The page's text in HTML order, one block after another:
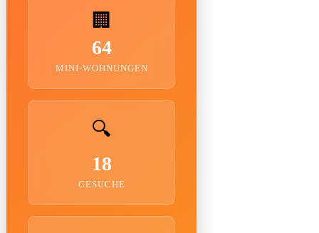
🏢
64
MINI-WOHNUNGEN
🔍
18
GESUCHE